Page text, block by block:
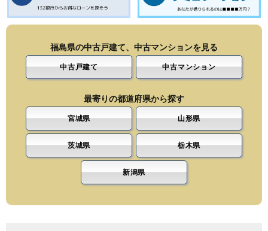
福島県の中古戸建て、中古マンションを見る
中古戸建て 中古マンション
最寄りの都道府県から探す
宮城県 山形県
茨城県 栃木県
新潟県